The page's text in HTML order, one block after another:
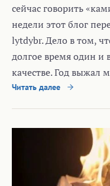
сейчас говорить
недели этот блог
lytdybr. Дело в том,
долгое время один и
качестве. Год выжал
Читать далее